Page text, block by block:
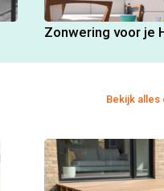
Zonwering voor je
Bekijk alles